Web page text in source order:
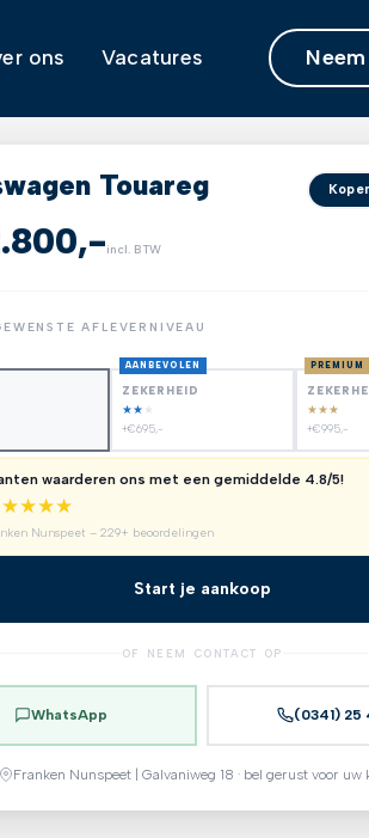
ons Vacatures
Touareg
incl. BTW
AFLEVERNIVEAU
AANBEVOLEN
ZEKERHEID
★★ ★
+€695,-
PREMIUM
★★★
+€995,-
waarderen ons met een gemiddelde 4.8/5!
★★★★
Nunspeet – 229+ beoordelingen
Start je aankoop
OF NEEM CONTACT OP
WhatsApp (0341) 25
Franken Nunspeet | Galvaniweg 18 · bel gerust voor uw